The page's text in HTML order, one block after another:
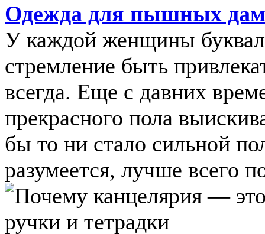
Одежда для пышных дам
У каждой женщины
стремление быть
всегда. Еще с давних
прекрасного пола
бы то ни стало сильной
разумеется, лучше всего